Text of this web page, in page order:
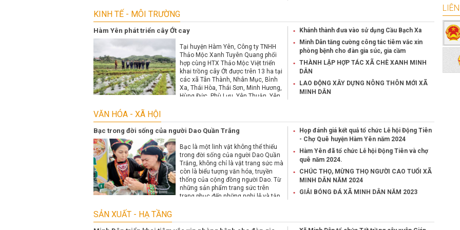
KINH TẾ - MÔI TRƯỜNG
Hàm Yên phát triển cây Ớt cay
Tại huyện Hàm Yên, Công ty TNHH
Thảo Mộc Xanh Tuyên Quang phối
hợp cùng HTX Thảo Mộc Việt triển
khai trồng cây Ớt được trên 13 ha tại
các xã Tân Thành, Nhân Mục, Bình
Xa, Thái Hòa, Thái Sơn, Minh Hương,
Hùng Đức, Phù Lưu, Yên Thuận, Yên
Khánh thành đưa vào sử dụng Cầu Bạch Xa
Minh Dân tăng cường công tác tiêm vắc xin
phòng bệnh cho đàn gia súc, gia cầm
THÀNH LẬP HỢP TÁC XÃ CHÈ XANH MINH
DÂN
LAO ĐỘNG XÂY DỰNG NÔNG THÔN MỚI XÃ
MINH DÂN
VĂN HÓA - XÃ HỘI
Bạc trong đời sống của người Dao Quần Trắng
Bạc là một linh vật không thể thiếu
trong đời sống của người Dao Quần
Trắng, không chỉ là vật trang sức mà
còn là biểu tượng văn hóa, truyền
thống của cộng đồng người Dao. Từ
những sản phẩm trang sức trên
trang phục đến những nghi lễ và tập
cuộc sống của họ.
Họp đánh giá kết quả tổ chức Lễ hội Động Tiên
- Chợ Quê huyện Hàm Yên năm 2024
Hàm Yên đã tổ chức Lễ hội Động Tiên và chợ
quê năm 2024.
CHÚC THỌ, MỪNG THỌ NGƯỜI CAO TUỔI XÃ
MINH DÂN NĂM 2024
GIẢI BÓNG ĐÁ XÃ MINH DÂN NĂM 2023
SẢN XUẤT - HẠ TẦNG